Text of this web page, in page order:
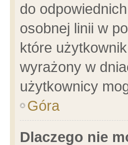
do
osobnej linii w
które
wyrażony w
użytkownicy
Góra
Dlaczego nie